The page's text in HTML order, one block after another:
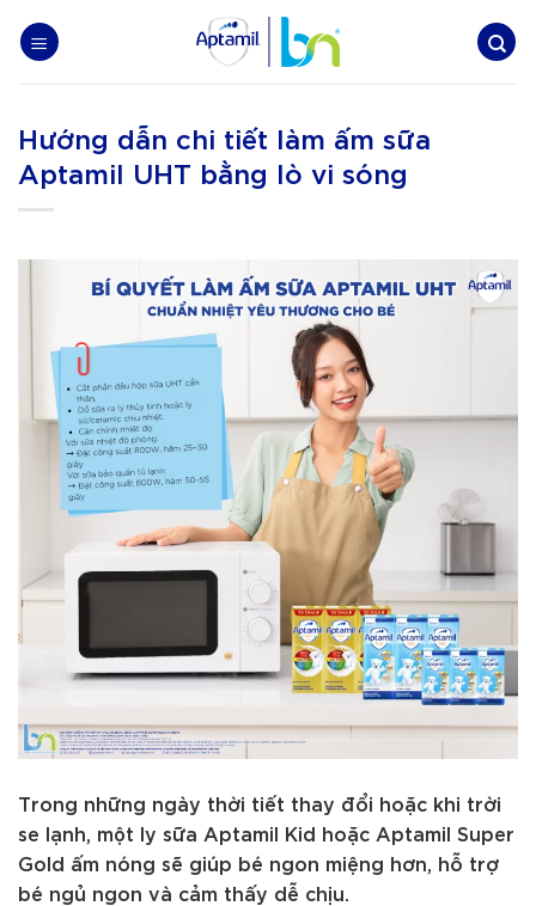
Hướng dẫn chi tiết làm ấm sữa
Aptamil UHT bằng lò vi sóng
Trong những ngày thời tiết thay đổi hoặc khi trời
se lạnh, một ly sữa Aptamil Kid hoặc Aptamil Super
Gold ấm nóng sẽ giúp bé ngon miệng hơn, hỗ trợ
bé ngủ ngon và cảm thấy dễ chịu.